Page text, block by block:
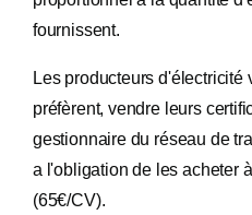
fournissent.
Les producteurs d'électricité
préfèrent, vendre leurs
gestionnaire du réseau de
a l'obligation de les acheter
(65€/CV).